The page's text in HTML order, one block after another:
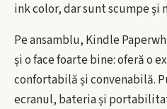
ink color, dar sunt scumpe și
Pe ansamblu, Kindle
și o face foarte bine: oferă o
confortabilă și convenabilă.
ecranul, bateria și